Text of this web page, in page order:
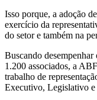
Isso porque, a adoção
exercício da
do setor e também na
Buscando
1.200 associados, a
trabalho de
Executivo, Legislativo e